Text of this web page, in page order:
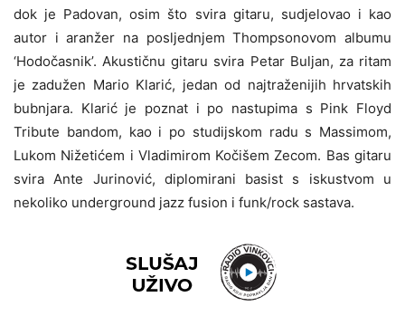
dok je Padovan, osim što svira gitaru, sudjelovao i kao
autor i aranžer na posljednjem Thompsonovom albumu
‘Hodočasnik’. Akustičnu gitaru svira Petar Buljan, za ritam
je zadužen Mario Klarić, jedan od najtraženijih hrvatskih
bubnjara. Klarić je poznat i po nastupima s Pink Floyd
Tribute bandom, kao i po studijskom radu s Massimom,
Lukom Nižetićem i Vladimirom Kočišem Zecom. Bas gitaru
svira Ante Jurinović, diplomirani basist s iskustvom u
nekoliko underground jazz fusion i funk/rock sastava.